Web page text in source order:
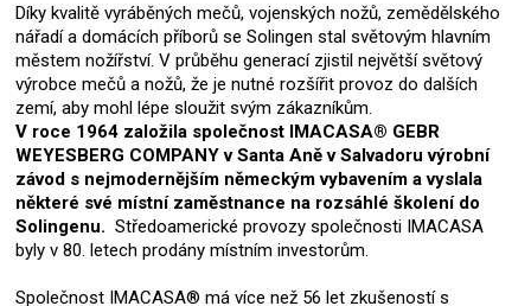
Díky kvalitě vyráběných mečů, vojenských nožů, zemědělského
nářadí a domácích příborů se Solingen stal světovým hlavním
městem nožířství. V průběhu generací zjistil největší světový
výrobce mečů a nožů, že je nutné rozšířit provoz do dalších
zemí, aby mohl lépe sloužit svým zákazníkům.
V roce 1964 založila společnost IMACASA® GEBR
WEYESBERG COMPANY v Santa Aně v Salvadoru výrobní
závod s nejmodernějším německým vybavením a vyslala
některé své místní zaměstnance na rozsáhlé školení do
Solingenu. Středoamerické provozy společnosti IMACASA
byly v 80. letech prodány místním investorům.
Společnost IMACASA® má více než 56 let zkušeností s